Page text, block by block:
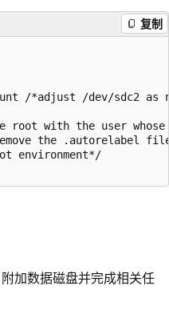
复制
/*adjust /dev/sdc2 as
root with the user
the .autorelabel
environment*/
加数据磁盘并完成相关任